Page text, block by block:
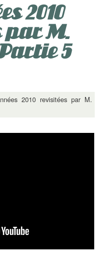
2010
par M.
5
2010 revisitées par M.